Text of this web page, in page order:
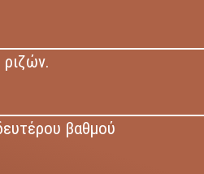
ριζών.
βαθμού